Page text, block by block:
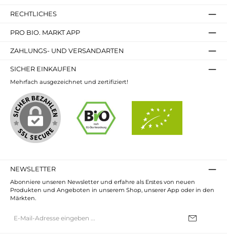
RECHTLICHES
PRO BIO. MARKT APP
ZAHLUNGS- UND VERSANDARTEN
SICHER EINKAUFEN
Mehrfach ausgezeichnet und zertifiziert!
NEWSLETTER
Abonniere unseren Newsletter und erfahre als Erstes von neuen
Produkten und Angeboten in unserem Shop, unserer App oder in den
Märkten.
Mail-